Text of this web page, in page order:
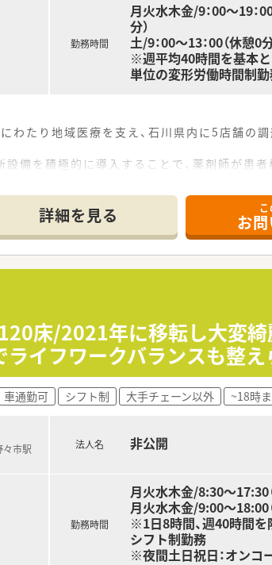
勤務時間
月火水木金/9：00～19：
分）
土/9：00～13：00（休憩0
※週平均40時間を基本
単位の変形労働時間制
たり地域医療を支え、石川県内に5店舗の
備を積極的に導入することで、薬剤師が患
いただくための環境づくりを重視し、店舗
スなどを完備しています。
詳細を見る お
床/2021年に移転し大変
ライフワークバランスも整
車通勤可 シフト制 大手チェーン以外 ~18時
市駅 法人名 非公開
勤務時間
月火水木金/8:30～17:30
月火水木金/9:00～18:00
※1日8時間、週40時間を
シフト制勤務
※夜間土日祝日：オンコ